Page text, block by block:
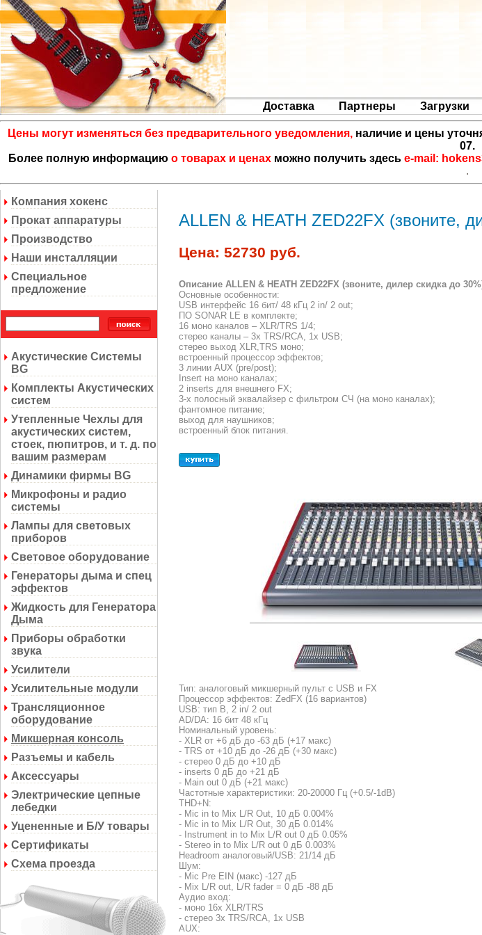
Доставка Партнеры Загрузки
Цены могут изменяться без предварительного уведомления, наличие и цены
07.
Более полную информацию о товарах и ценах можно получить здесь e-mail:
.
Компания хокенс
Прокат аппаратуры
Производство
Наши инсталляции
Специальное
предложение
Акустические Системы
BG
Комплекты Акустических
систем
Утепленные Чехлы для
акустических систем,
стоек, пюпитров, и т. д. по
вашим размерам
Динамики фирмы BG
Микрофоны и радио
системы
Лампы для световых
приборов
Световое оборудование
Генераторы дыма и спец
эффектов
Жидкость для Генератора
Дыма
Приборы обработки
звука
Усилители
Усилительные модули
Трансляционное
оборудование
Микшерная консоль
Разъемы и кабель
Аксессуары
Электрические цепные
лебедки
Уцененные и Б/У товары
Сертификаты
Схема проезда
ALLEN & HEATH ZED22FX (звоните,
Цена: 52730 руб.
Описание ALLEN & HEATH ZED22FX (звоните, дилер скидка до
Основные особенности:
USB интерфейс 16 бит/ 48 кГц 2 in/ 2 out;
ПО SONAR LE в комплекте;
16 моно каналов – XLR/TRS 1/4;
стерео каналы – 3х TRS/RCA, 1х USB;
стерео выход XLR,TRS моно;
встроенный процессор эффектов;
3 линии AUX (pre/post);
Insert на моно каналах;
2 inserts для внешнего FX;
3-х полосный эквалайзер c фильтром СЧ (на моно каналах);
фантомное питание;
выход для наушников;
встроенный блок питания.
Тип: аналоговый микшерный пульт с USB и FX
Процессор эффектов: ZedFX (16 вариантов)
USB: тип B, 2 in/ 2 out
AD/DA: 16 бит 48 кГц
Номинальный уровень:
- XLR от +6 дБ до -63 дБ (+17 макс)
- TRS от +10 дБ до -26 дБ (+30 макс)
- стерео 0 дБ до +10 дБ
- inserts 0 дБ до +21 дБ
- Main out 0 дБ (+21 макс)
Частотные характеристики: 20-20000 Гц (+0.5/-1dB)
THD+N:
- Mic in to Mix L/R Out, 10 дБ 0.004%
- Mic in to Mix L/R Out, 30 дБ 0.014%
- Instrument in to Mix L/R out 0 дБ 0.05%
- Stereo in to Mix L/R out 0 дБ 0.003%
Headroom аналоговый/USB: 21/14 дБ
Шум:
- Mic Pre EIN (макс) -127 дБ
- Mix L/R out, L/R fader = 0 дБ -88 дБ
Аудио вход:
- моно 16х XLR/TRS
- стерео 3х TRS/RCA, 1х USB
AUX: